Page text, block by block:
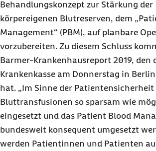
Behandlungskonzept zur Stärkung der
körpereigenen Blutreserven, dem „
Management“ (PBM), auf planbare
vorzubereiten. Zu diesem Schluss
Barmer-Krankenhausreport 2019, den
Krankenkasse am Donnerstag in
hat. „Im Sinne der
Bluttransfusionen so sparsam wie
eingesetzt und das Patient Blood
bundesweit konsequent umgesetzt
werden Patientinnen und Patienten